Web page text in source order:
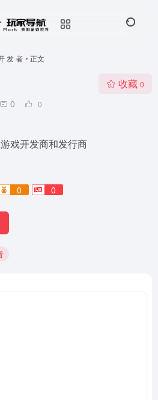
发 者 • 正文
0 0
收藏 0
戏开发商和发行商
0 0